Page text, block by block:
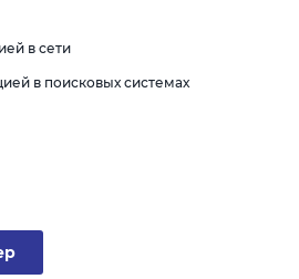
в сети
в поисковых системах